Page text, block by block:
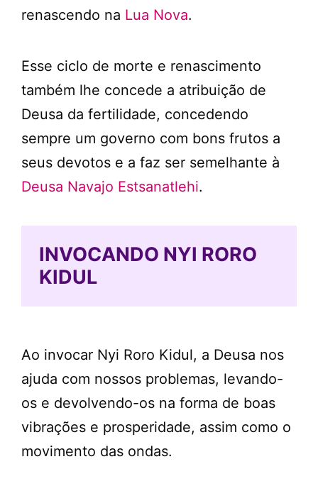
renascendo na Lua Nova.
Esse ciclo de morte e renascimento
também lhe concede a atribuição de
Deusa da fertilidade, concedendo
sempre um governo com bons frutos a
seus devotos e a faz ser semelhante à
Deusa Navajo Estsanatlehi.
INVOCANDO NYI RORO
KIDUL
Ao invocar Nyi Roro Kidul, a Deusa nos
ajuda com nossos problemas, levando-
os e devolvendo-os na forma de boas
vibrações e prosperidade, assim como o
movimento das ondas.